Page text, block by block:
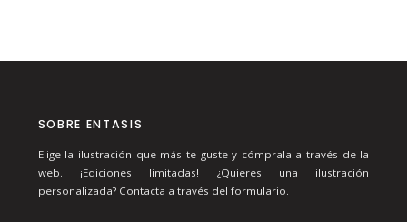
SOBRE ENTASIS
Elige la ilustración que más te guste y cómprala a través de la
web. ¡Ediciones limitadas! ¿Quieres una ilustración
personalizada? Contacta a través del formulario.